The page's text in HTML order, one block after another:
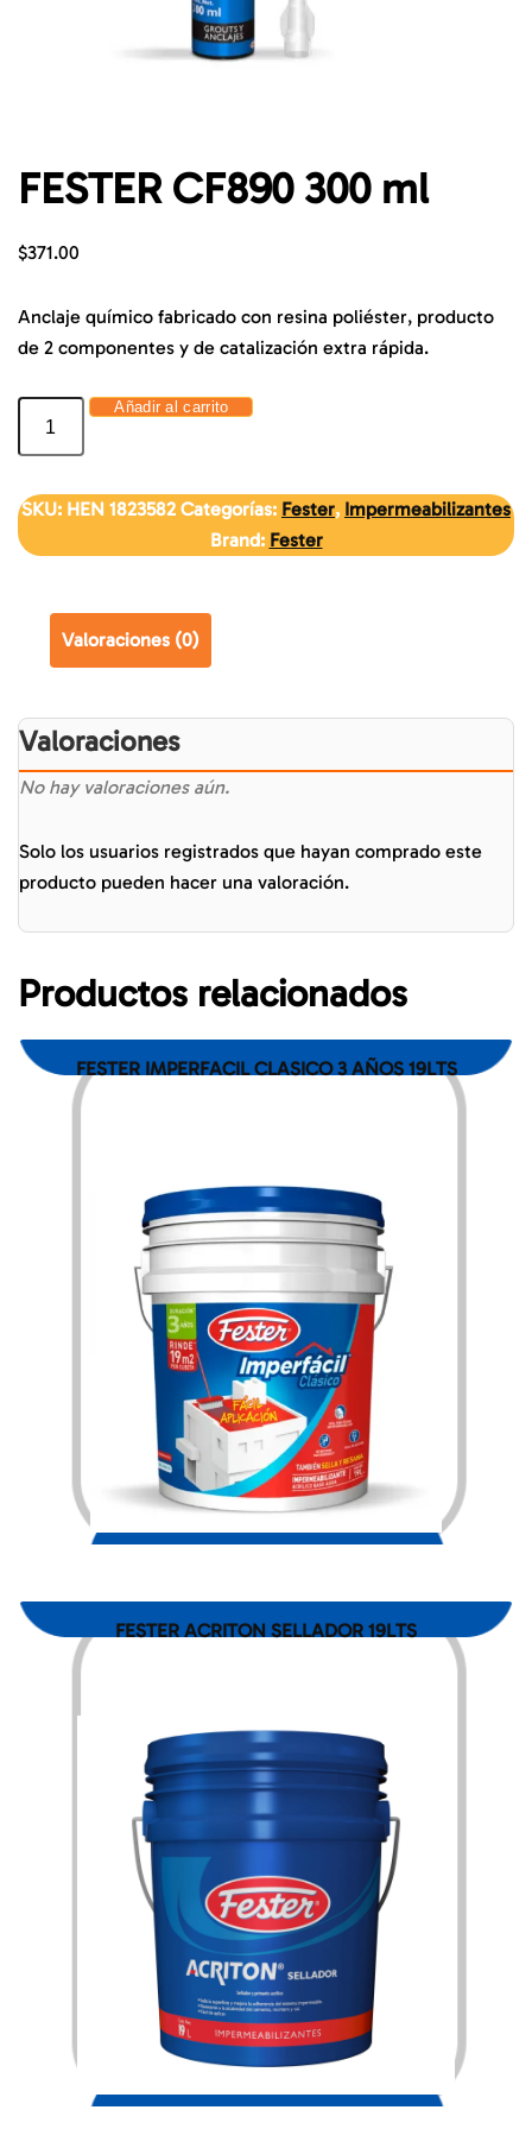
FESTER CF890 300 ml
$371.00
Anclaje químico fabricado con resina poliéster, producto
de 2 componentes y de catalización extra rápida.
Añadir al carrito
SKU: HEN 1823582 Categorías: Fester, Impermeabilizantes
Brand: Fester
Valoraciones (0)
Valoraciones
No hay valoraciones aún.
Solo los usuarios registrados que hayan comprado este
producto pueden hacer una valoración.
Productos relacionados
FESTER IMPERFACIL CLASICO 3 AÑOS 19LTS
$1,882.00
FESTER ACRITON SELLADOR 19LTS
$1,280.00